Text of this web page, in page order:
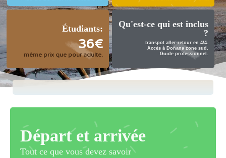
Étudiants:
36€
même prix que pour adulte.
Qu'est-ce qui est inclus
?
transpot aller-retour en 4/4.
Accès à Doñana zone sud.
Guide professionnel.
Départ et arrivée
Tout ce que vous devez savoir